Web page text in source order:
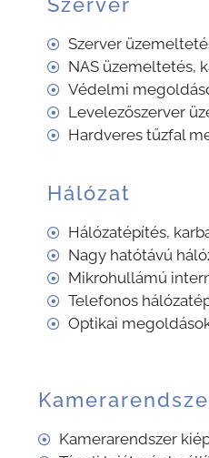
Szerver
Szerver
NAS üzemeltetés,
Védelmi
Levelezőszerver
Hardveres tűzfal
Hálózat
Hálózatépítés,
Nagy hatótávú
Mikrohullámú
Telefonos
Optikai
Kamerarendszer